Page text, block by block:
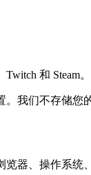
和 Steam。
我们不存储您
器、操作系